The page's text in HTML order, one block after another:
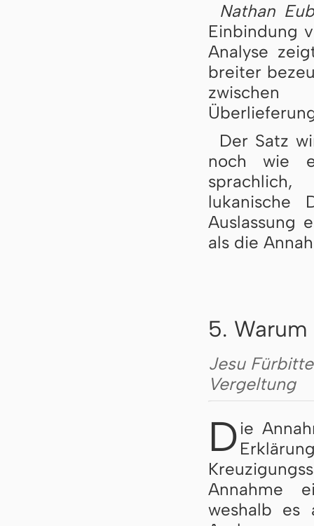
Nathan
Einbindung
Analyse
breiter
zwischen
Der Satz
noch wie
lukanische
Auslassung
als die
5.
Jesu
Vergeltung
D ie
Annahme
weshalb es